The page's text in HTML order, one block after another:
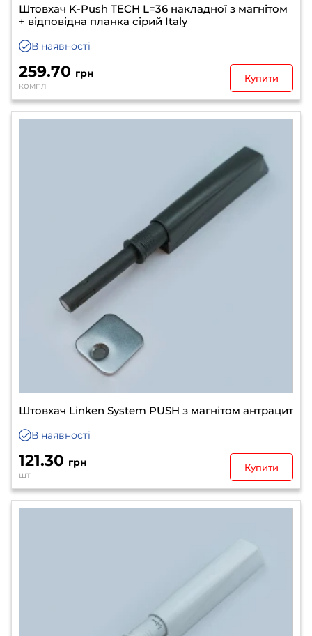
Штовхач K-Push TECH L=36 накладної з магнітом
+ відповідна планка сірий Italy
В наявності
259.70 грн
компл
Купити
Штовхач Linken System PUSH з магнітом антрацит
В наявності
121.30 грн
шт
Купити